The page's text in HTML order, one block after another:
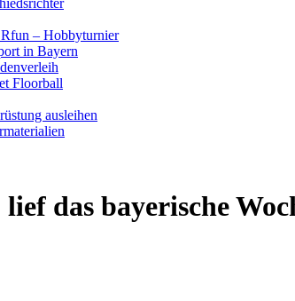
– Hobbyturnier
in Bayern
Floorball
ausleihen
das bayerische